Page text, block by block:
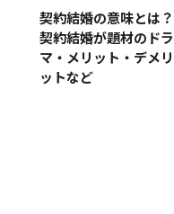
契約結婚の意味とは？
契約結婚が題材のドラ
マ・メリット・デメリ
ットなど